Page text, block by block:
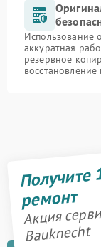
Использование
аккуратная
резервное
ремонт
Акция
Bauknecht